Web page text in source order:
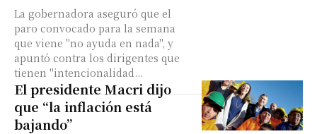
La gobernadora aseguró que el
paro convocado para la semana
que viene "no ayuda en nada", y
apuntó contra los dirigentes que
tienen "intencionalidad...
El presidente Macri dijo
que “la inflación está
bajando”